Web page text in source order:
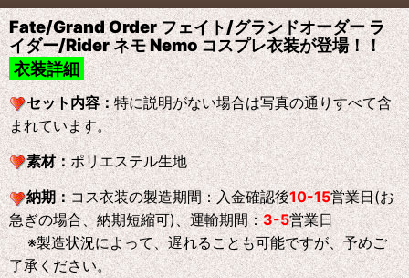
Fate/Grand Order フェイト/グランドオーダー ラ
イダー/Rider ネモ Nemo コスプレ衣装が登場！！
衣装詳細
セット内容：特に説明がない場合は写真の通りすべて含
まれています。
素材：ポリエステル生地
納期：コス衣装の製造期間：入金確認後10-15営業日(お
急ぎの場合、納期短縮可)、運輸期間：3-5営業日
※製造状況によって、遅れることも可能ですが、予めご
了承ください。